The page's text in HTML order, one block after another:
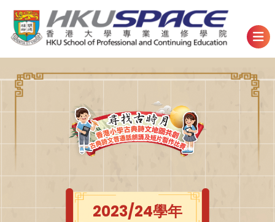
2023/24學年